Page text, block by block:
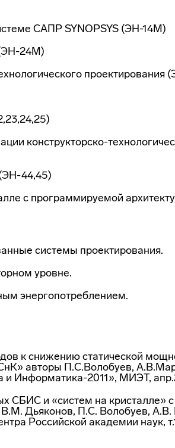
САПР SYNOPSYS (ЭН-14М)
24М)
проектирования
конструкторско-
44,45)
с программируемой
системы проектирования.
уровне.
энергопотреблением.
к снижению статической
авторы П.С.Волобуев,
Информатика-2011», МИЭТ,
СБИС и «систем на кристалле»
Дьяконов, П.С. Волобуев,
Российской академии наук,